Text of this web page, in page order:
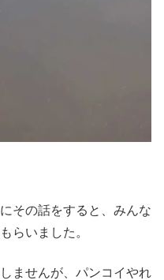
その話をすると、みんな
らいました。
ませんが、パンコイやれ